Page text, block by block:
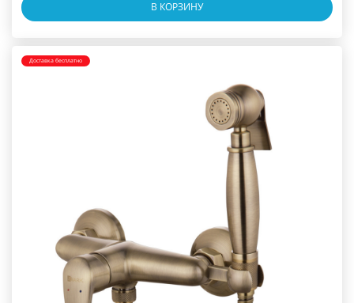
В КОРЗИНУ
Доставка бесплатно